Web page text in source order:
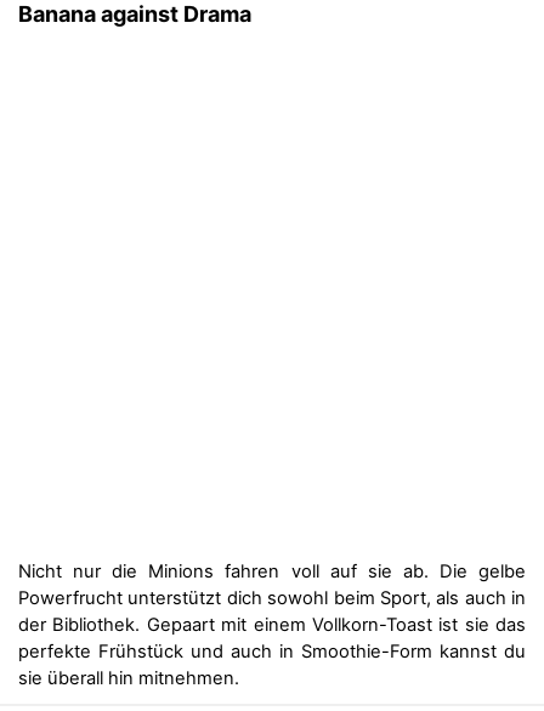
Banana against Drama
Nicht nur die Minions fahren voll auf sie ab. Die gelbe
Powerfrucht unterstützt dich sowohl beim Sport, als auch in
der Bibliothek. Gepaart mit einem Vollkorn-Toast ist sie das
perfekte Frühstück und auch in Smoothie-Form kannst du
sie überall hin mitnehmen.